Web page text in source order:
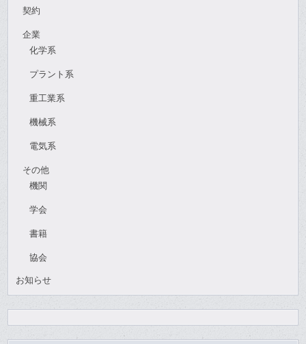
契約
企業
化学系
プラント系
重工業系
機械系
電気系
その他
機関
学会
書籍
協会
お知らせ